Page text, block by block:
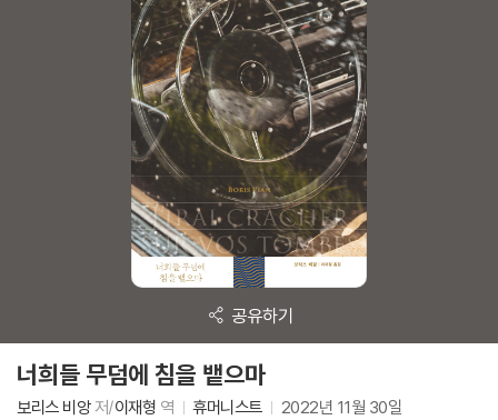
공유하기
너희들 무덤에 침을 뱉으마
보리스 비앙저/이재형 역 휴머니스트 2022년 11월 30일